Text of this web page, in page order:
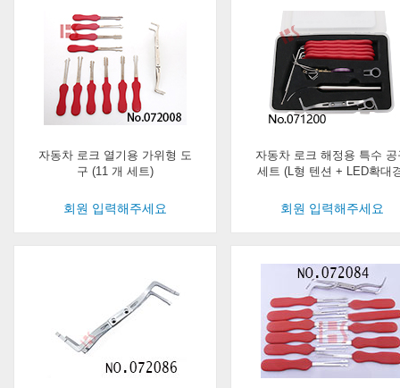
자동차 로크 열기용 가위형 도
구 (11 개 세트)
회원 입력해주세요
자동차 로크 해정용 특수 공
세트 (L형 텐션 + LED확대
회원 입력해주세요